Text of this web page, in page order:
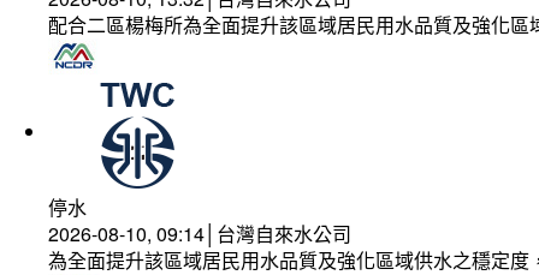
配合二區楊梅所為全面提升該區域居民用水品質及強化
停水
2026-08-10, 09:14│台灣自來水公司
為全面提升該區域居民用水品質及強化區域供水之穩定